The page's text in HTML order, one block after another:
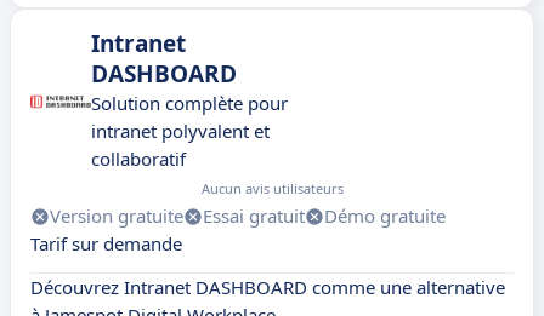
Intranet
DASHBOARD
Solution complète pour
intranet polyvalent et
collaboratif
Aucun avis utilisateurs
Version gratuite Essai gratuit
Démo gratuite
Tarif sur demande
Découvrez Intranet DASHBOARD comme une alternative